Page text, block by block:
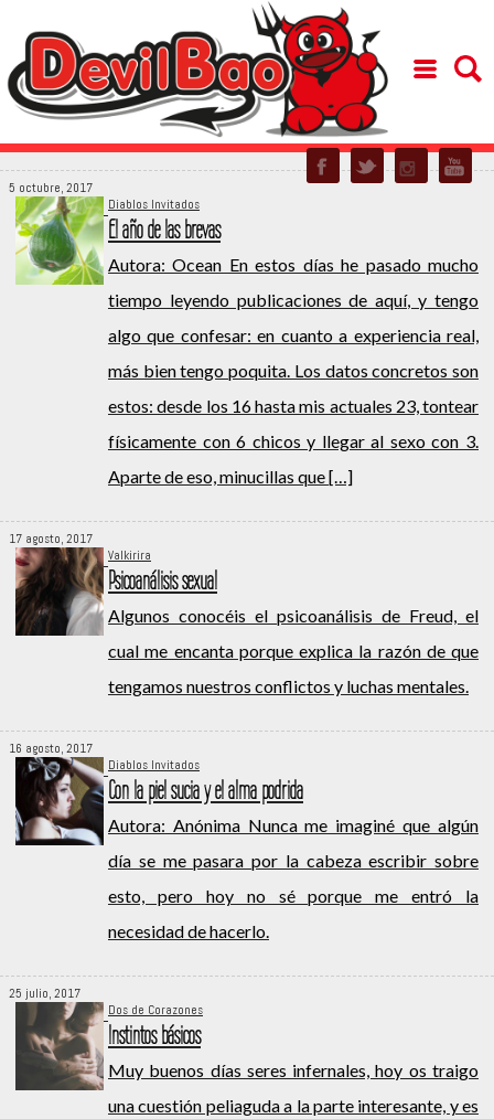
5 octubre, 2017
Diablos Invitados
El año de las brevas
Autora: Ocean En estos días he pasado mucho
tiempo leyendo publicaciones de aquí, y tengo
algo que confesar: en cuanto a experiencia real,
más bien tengo poquita. Los datos concretos son
estos: desde los 16 hasta mis actuales 23, tontear
físicamente con 6 chicos y llegar al sexo con 3.
Aparte de eso, minucillas que […]
17 agosto, 2017
Valkirira
Psicoanálisis sexual
Algunos conocéis el psicoanálisis de Freud, el
cual me encanta porque explica la razón de que
tengamos nuestros conflictos y luchas mentales.
16 agosto, 2017
Diablos Invitados
Con la piel sucia y el alma podrida
Autora: Anónima Nunca me imaginé que algún
día se me pasara por la cabeza escribir sobre
esto, pero hoy no sé porque me entró la
necesidad de hacerlo.
25 julio, 2017
Dos de Corazones
Instintos básicos
Muy buenos días seres infernales, hoy os traigo
una cuestión peliaguda a la parte interesante, y es